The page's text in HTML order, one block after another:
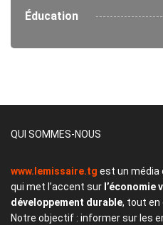
Éducation
QUI SOMMES-NOUS
www.lemissaire.tg est un média
qui met l’accent sur l’économie
développement durable, tout en
Notre objectif : informer sur les